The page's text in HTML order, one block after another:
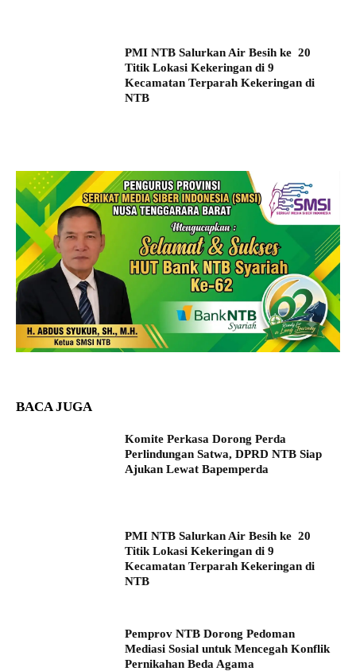
PMI NTB Salurkan Air Besih ke 20
Titik Lokasi Kekeringan di 9
Kecamatan Terparah Kekeringan di
NTB
BACA JUGA
Komite Perkasa Dorong Perda
Perlindungan Satwa, DPRD NTB Siap
Ajukan Lewat Bapemperda
PMI NTB Salurkan Air Besih ke 20
Titik Lokasi Kekeringan di 9
Kecamatan Terparah Kekeringan di
NTB
Pemprov NTB Dorong Pedoman
Mediasi Sosial untuk Mencegah Konflik
Pernikahan Beda Agama